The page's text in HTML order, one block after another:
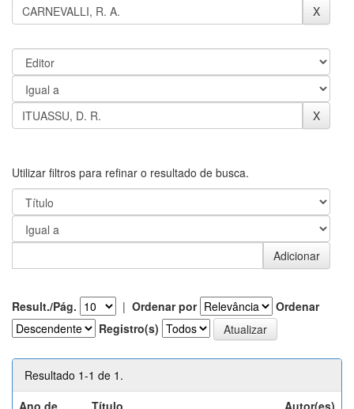
Utilizar filtros para refinar o resultado de busca.
Result./Pág. | Ordenar por
Ordenar
Registro(s)
Resultado 1-1 de 1.
Ano de
Título Autor(es)